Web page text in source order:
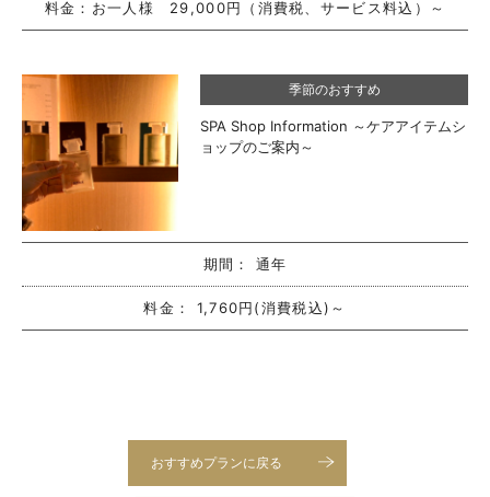
料金： お一人様 29,000円（消費税、サービス料込）～
季節のおすすめ
SPA Shop Information ～ケアアイテムシ
ョップのご案内～
期間： 通年
料金： 1,760円(消費税込)～
おすすめプランに戻る